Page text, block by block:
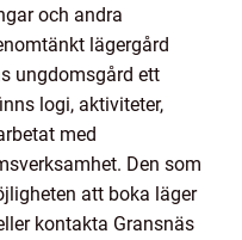
och andra
lägergård
ungdomsgård ett
logi, aktiviteter,
med
Den som
att boka läger
kontakta Gransnäs